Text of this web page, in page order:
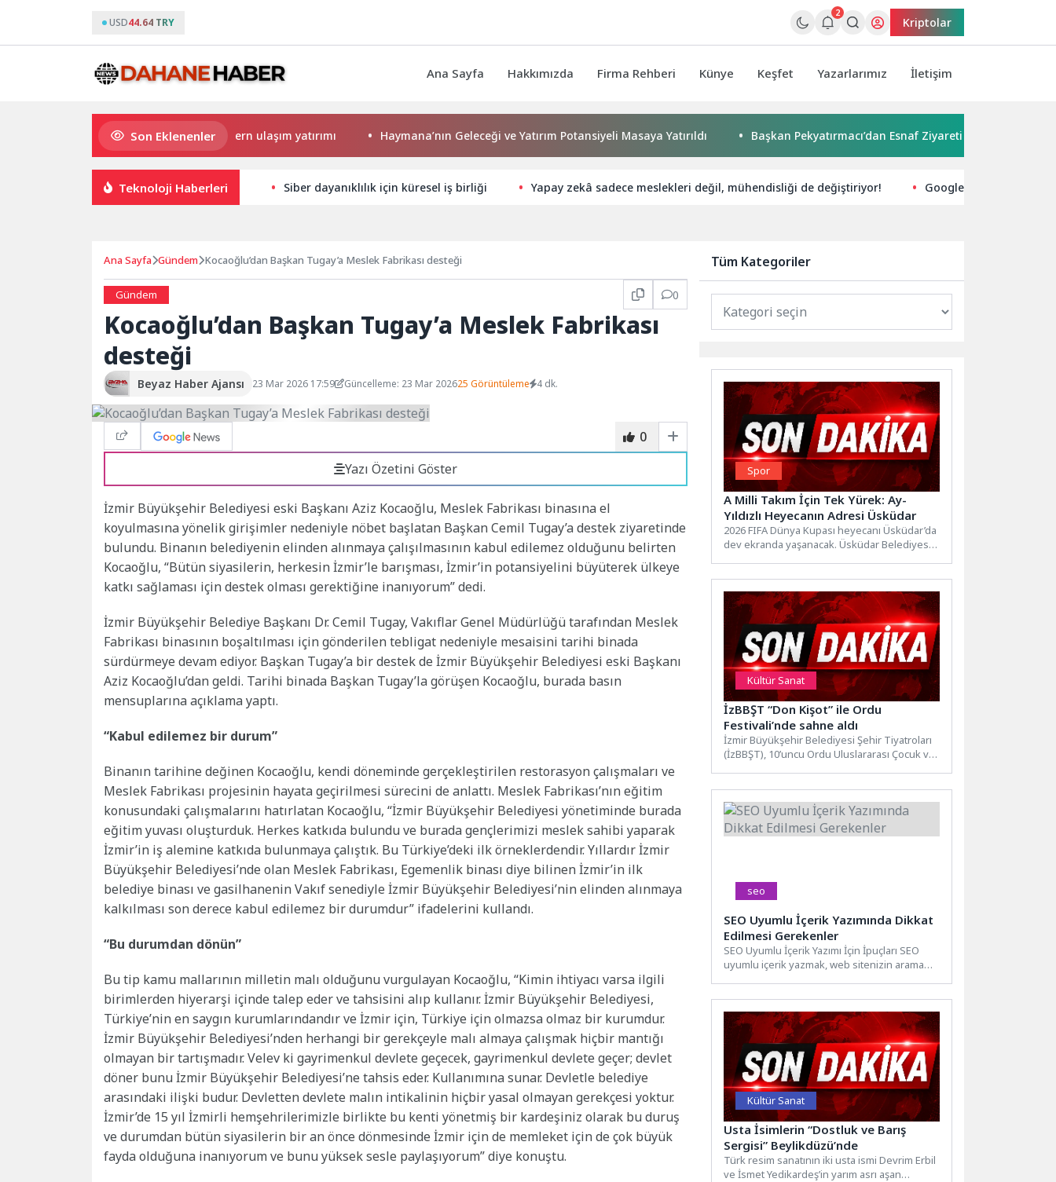
USD44.64 TRY
2
Kriptolar
Ana Sayfa Hakkımızda Firma Rehberi Künye Keşfet Yazarlarımız İletişim
Son Eklenenler
Büyükşehir’den Darıca’ya modern ulaşım yatırımı Haymana’nın Geleceği ve Yatırım Potansiyeli Masaya Yatırıldı Başkan Pekyatırmacı’dan Esnaf Ziyareti
Teknoloji Haberleri Siber dayanıklılık için küresel iş birliği Yapay zekâ sadece meslekleri değil, mühendisliği de değiştiriyor! Google’dan Türkiye’ye
Ana Sayfa Gündem Kocaoğlu’dan Başkan Tugay’a Meslek Fabrikası desteği
Gündem 0
Kocaoğlu’dan Başkan Tugay’a Meslek Fabrikası
desteği
Beyaz Haber Ajansı 23 Mar 2026 17:59 Güncelleme: 23 Mar 202625 Görüntüleme 4 dk.
0
Yazı Özetini Göster
İzmir Büyükşehir Belediyesi eski Başkanı Aziz Kocaoğlu, Meslek Fabrikası binasına el
koyulmasına yönelik girişimler nedeniyle nöbet başlatan Başkan Cemil Tugay’a destek ziyaretinde
bulundu. Binanın belediyenin elinden alınmaya çalışılmasının kabul edilemez olduğunu belirten
Kocaoğlu, “Bütün siyasilerin, herkesin İzmir’le barışması, İzmir’in potansiyelini büyüterek ülkeye
katkı sağlaması için destek olması gerektiğine inanıyorum” dedi.
İzmir Büyükşehir Belediye Başkanı Dr. Cemil Tugay, Vakıflar Genel Müdürlüğü tarafından Meslek
Fabrikası binasının boşaltılması için gönderilen tebligat nedeniyle mesaisini tarihi binada
sürdürmeye devam ediyor. Başkan Tugay’a bir destek de İzmir Büyükşehir Belediyesi eski Başkanı
Aziz Kocaoğlu’dan geldi. Tarihi binada Başkan Tugay’la görüşen Kocaoğlu, burada basın
mensuplarına açıklama yaptı.
“Kabul edilemez bir durum”
Binanın tarihine değinen Kocaoğlu, kendi döneminde gerçekleştirilen restorasyon çalışmaları ve
Meslek Fabrikası projesinin hayata geçirilmesi sürecini de anlattı. Meslek Fabrikası’nın eğitim
konusundaki çalışmalarını hatırlatan Kocaoğlu, “İzmir Büyükşehir Belediyesi yönetiminde burada
eğitim yuvası oluşturduk. Herkes katkıda bulundu ve burada gençlerimizi meslek sahibi yaparak
İzmir’in iş alemine katkıda bulunmaya çalıştık. Bu Türkiye’deki ilk örneklerdendir. Yıllardır İzmir
Büyükşehir Belediyesi’nde olan Meslek Fabrikası, Egemenlik binası diye bilinen İzmir’in ilk
belediye binası ve gasilhanenin Vakıf senediyle İzmir Büyükşehir Belediyesi’nin elinden alınmaya
kalkılması son derece kabul edilemez bir durumdur” ifadelerini kullandı.
“Bu durumdan dönün”
Bu tip kamu mallarının milletin malı olduğunu vurgulayan Kocaoğlu, “Kimin ihtiyacı varsa ilgili
birimlerden hiyerarşi içinde talep eder ve tahsisini alıp kullanır. İzmir Büyükşehir Belediyesi,
Türkiye’nin en saygın kurumlarındandır ve İzmir için, Türkiye için olmazsa olmaz bir kurumdur.
İzmir Büyükşehir Belediyesi’nden herhangi bir gerekçeyle malı almaya çalışmak hiçbir mantığı
olmayan bir tartışmadır. Velev ki gayrimenkul devlete geçecek, gayrimenkul devlete geçer; devlet
döner bunu İzmir Büyükşehir Belediyesi’ne tahsis eder. Kullanımına sunar. Devletle belediye
arasındaki ilişki budur. Devletten devlete malın intikalinin hiçbir yasal olmayan gerekçesi yoktur.
İzmir’de 15 yıl İzmirli hemşehrilerimizle birlikte bu kenti yönetmiş bir kardeşiniz olarak bu duruş
ve durumdan bütün siyasilerin bir an önce dönmesinde İzmir için de memleket için de çok büyük
fayda olduğuna inanıyorum ve bunu yüksek sesle paylaşıyorum” diye konuştu.
Tüm Kategoriler
Spor
A Milli Takım İçin Tek Yürek: Ay-
Yıldızlı Heyecanın Adresi Üsküdar
2026 FIFA Dünya Kupası heyecanı Üsküdar’da
dev ekranda yaşanacak. Üsküdar Belediyesi,
Kültür Sanat
İzBBŞT “Don Kişot” ile Ordu
Festivali’nde sahne aldı
İzmir Büyükşehir Belediyesi Şehir Tiyatroları
(İzBBŞT), 10’uncu Ordu Uluslararası Çocuk ve
seo
SEO Uyumlu İçerik Yazımında Dikkat
Edilmesi Gerekenler
SEO Uyumlu İçerik Yazımı İçin İpuçları SEO
uyumlu içerik yazmak, web sitenizin arama
Kültür Sanat
Usta İsimlerin “Dostluk ve Barış
Sergisi” Beylikdüzü’nde
Türk resim sanatının iki usta ismi Devrim Erbil
ve İsmet Yedikardeş’in yarım asrı aşan